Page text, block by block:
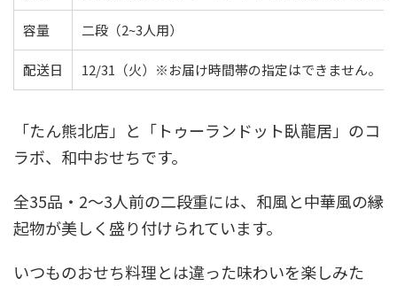
容量 二段（2~3人用）
配送日 12/31（火）※お届け時間帯の指定はできません。
「たん熊北店」と「トゥーランドット臥龍居」のコ
ラボ、和中おせちです。
全35品・2～3人前の二段重には、和風と中華風の縁
起物が美しく盛り付けられています。
いつものおせち料理とは違った味わいを楽しみた